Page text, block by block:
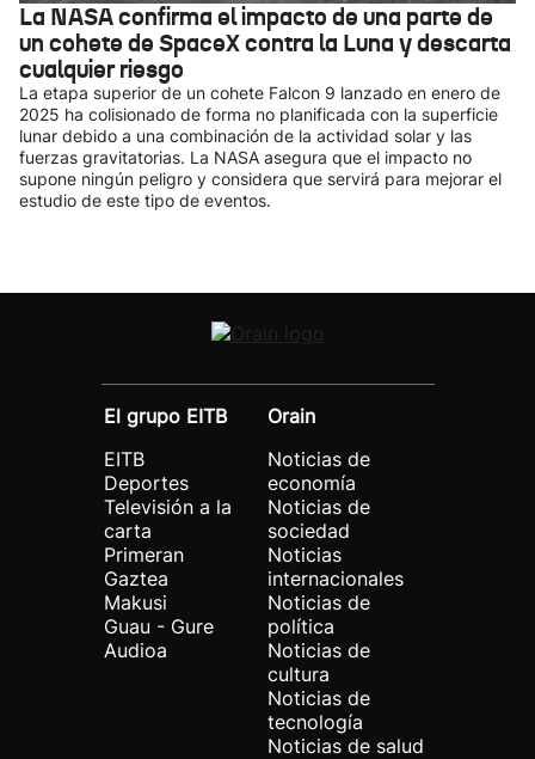
La NASA confirma el impacto de una parte de
un cohete de SpaceX contra la Luna y descarta
cualquier riesgo
La etapa superior de un cohete Falcon 9 lanzado en enero de
2025 ha colisionado de forma no planificada con la superficie
lunar debido a una combinación de la actividad solar y las
fuerzas gravitatorias. La NASA asegura que el impacto no
supone ningún peligro y considera que servirá para mejorar el
estudio de este tipo de eventos.
El grupo EITB
EITB
Deportes
Televisión a la
carta
Primeran
Gaztea
Makusi
Guau - Gure
Audioa
Orain
Noticias de
economía
Noticias de
sociedad
Noticias
internacionales
Noticias de
política
Noticias de
cultura
Noticias de
tecnología
Noticias de salud